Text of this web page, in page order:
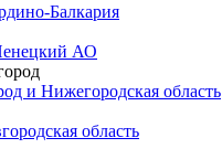
Балкария
АО
и Нижегородская область
область